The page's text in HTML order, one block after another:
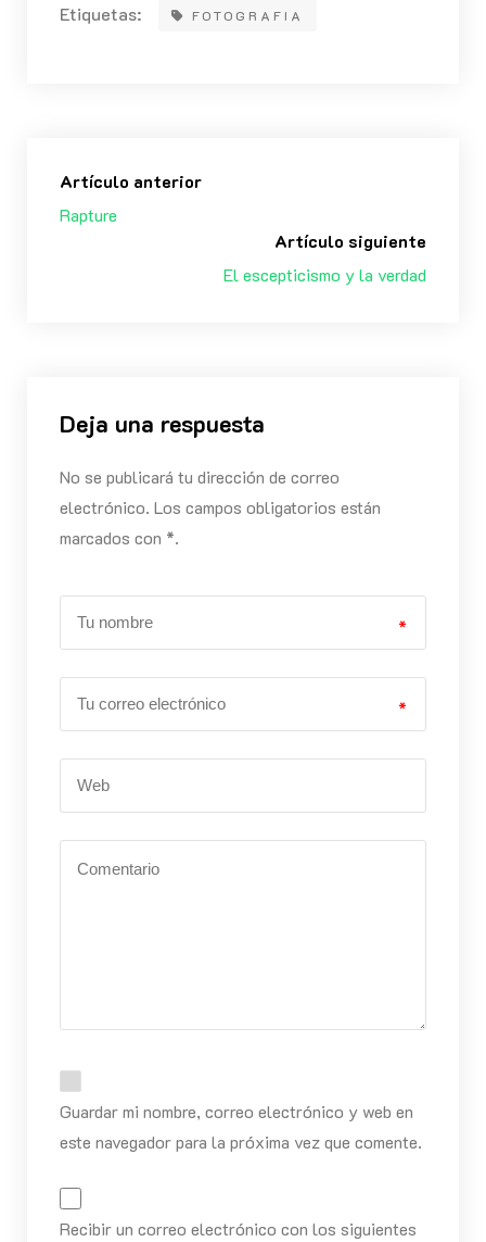
Etiquetas: FOTOGRAFIA
Artículo anterior
Rapture
Artículo siguiente
El escepticismo y la verdad
Deja una respuesta
No se publicará tu dirección de correo
electrónico. Los campos obligatorios están
marcados con *.
*
*
Guardar mi nombre, correo electrónico y web en
este navegador para la próxima vez que comente.
Recibir un correo electrónico con los siguientes